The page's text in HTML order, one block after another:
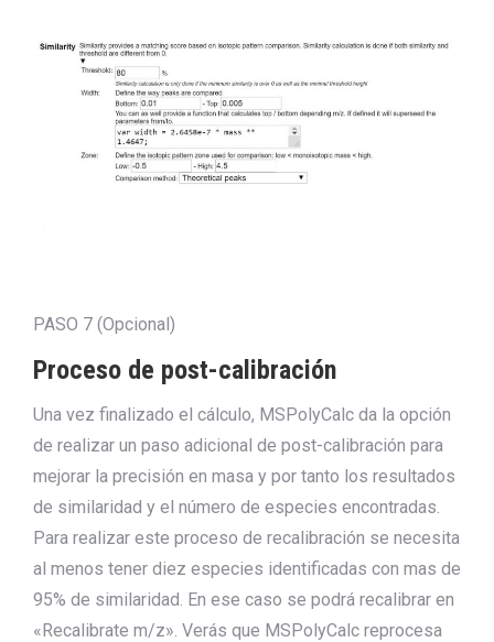
PASO 7 (Opcional)
Proceso de post-calibración
Una vez finalizado el cálculo, MSPolyCalc da la opción
de realizar un paso adicional de post-calibración para
mejorar la precisión en masa y por tanto los resultados
de similaridad y el número de especies encontradas.
Para realizar este proceso de recalibración se necesita
al menos tener diez especies identificadas con mas de
95% de similaridad. En ese caso se podrá recalibrar en
«Recalibrate m/z». Verás que MSPolyCalc reprocesa